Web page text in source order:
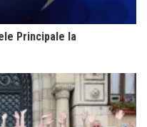
Principale la